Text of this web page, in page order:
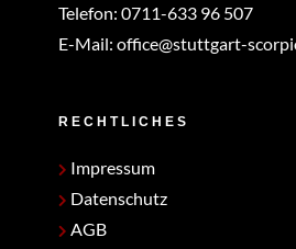
Telefon: 0711-633 96 507
E-Mail: office@stuttgart-
RECHTLICHES
Impressum
Datenschutz
AGB